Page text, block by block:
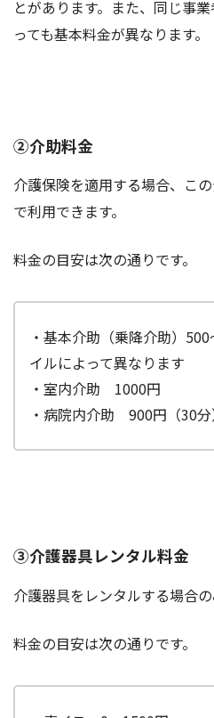
とがあります。また、同じ事
っても基本料金が異なります。
②介助料金
介護保険を適用する場合、こ
で利用できます。
料金の目安は次の通りです。
・基本介助（乗降介助）
イルによって異なります
・室内介助 1000円
・病院内介助 900円（30分
③介護器具レンタル料金
介護器具をレンタルする場合の
料金の目安は次の通りです。